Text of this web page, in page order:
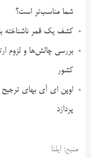
شما مناسب‌تر است؟
کشف یک قمر ناشناخته
بررسی چالش‌ها و لزوم
کشور
اوپن ای آی بهای ترجیح
پردازد
منبع: ایلنا